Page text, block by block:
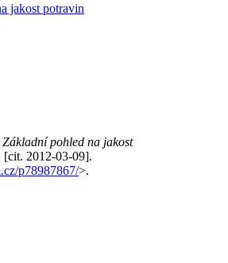
jakost potravin
Základní pohled na jakost
2012-03-09].
p78987867/>.